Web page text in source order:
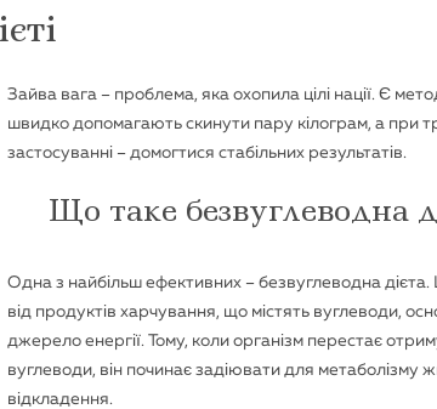
Зайва вага – проблема, яка охопила цілі нації. Є
швидко допомагають скинути пару кілограм, а при
застосуванні – домогтися стабільних результатів.
Що таке безвуглеводна
Одна з найбільш ефективних – безвуглеводна дієта.
від продуктів харчування, що містять вуглеводи,
джерело енергії. Тому, коли організм перестає
вуглеводи, він починає задіювати для метаболізму
відкладення.